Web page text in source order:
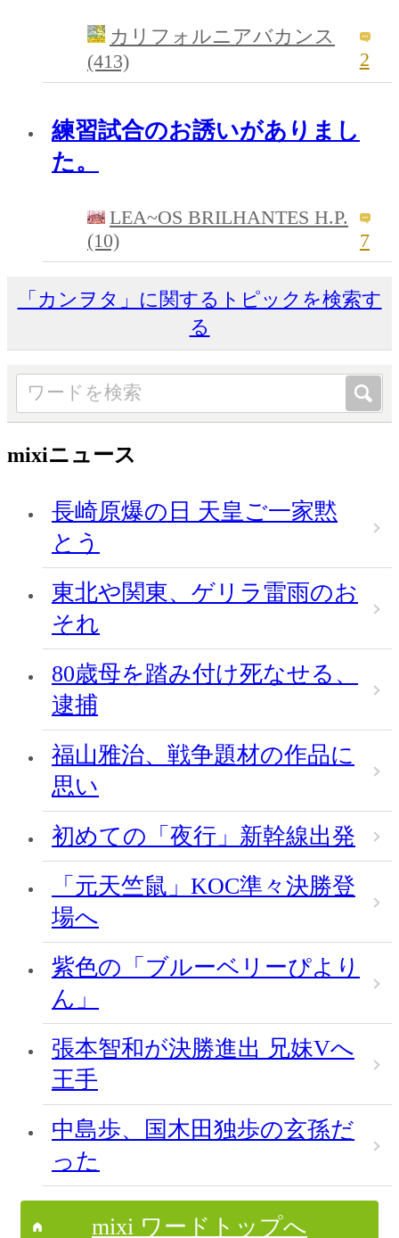
カリフォルニアバカンス
(413)
2
練習試合のお誘いがありまし
た。
LEA~OS BRILHANTES H.P.
(10)
7
「カンヲタ」に関するトピックを検索す
る
mixiニュース
長崎原爆の日 天皇ご一家黙
とう
東北や関東、ゲリラ雷雨のお
それ
80歳母を踏み付け死なせる、
逮捕
福山雅治、戦争題材の作品に
思い
初めての「夜行」新幹線出発
「元天竺鼠」KOC準々決勝登
場へ
紫色の「ブルーベリーぴより
ん」
張本智和が決勝進出 兄妹Vへ
王手
中島歩、国木田独歩の玄孫だ
った
mixi ワードトップへ